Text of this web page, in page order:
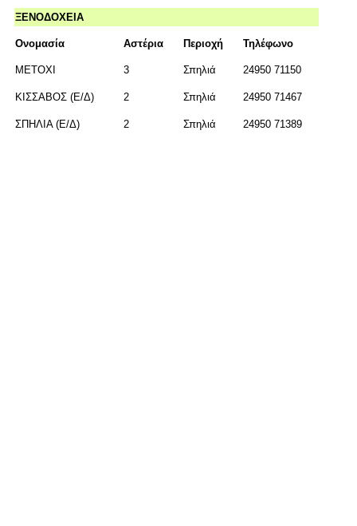
ΞΕΝΟΔΟΧΕΙΑ
Ονομασία Αστέρια Περιοχή Τηλέφωνο
ΜΕΤΟΧΙ 3 Σπηλιά 24950 71150
ΚΙΣΣΑΒΟΣ (Ε/Δ) 2 Σπηλιά 24950 71467
ΣΠΗΛΙΑ (Ε/Δ) 2 Σπηλιά 24950 71389